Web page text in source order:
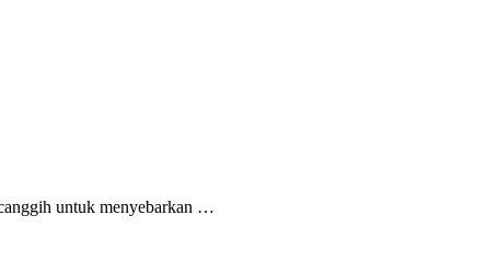
untuk menyebarkan …